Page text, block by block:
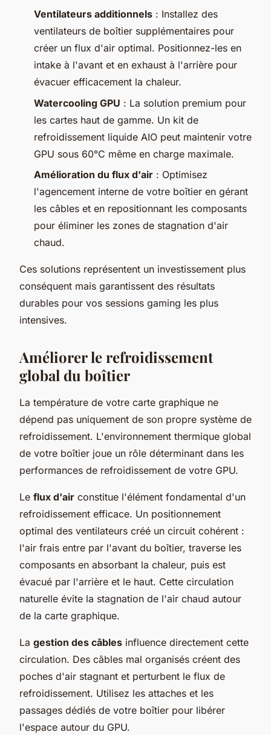
Ventilateurs additionnels : Installez des
ventilateurs de boîtier supplémentaires pour
créer un flux d'air optimal. Positionnez-les en
intake à l'avant et en exhaust à l'arrière pour
évacuer efficacement la chaleur.
Watercooling GPU : La solution premium pour
les cartes haut de gamme. Un kit de
refroidissement liquide AIO peut maintenir votre
GPU sous 60°C même en charge maximale.
Amélioration du flux d'air : Optimisez
l'agencement interne de votre boîtier en gérant
les câbles et en repositionnant les composants
pour éliminer les zones de stagnation d'air
chaud.
Ces solutions représentent un investissement plus
conséquent mais garantissent des résultats
durables pour vos sessions gaming les plus
intensives.
Améliorer le refroidissement
global du boîtier
La température de votre carte graphique ne
dépend pas uniquement de son propre système de
refroidissement. L'environnement thermique global
de votre boîtier joue un rôle déterminant dans les
performances de refroidissement de votre GPU.
Le flux d'air constitue l'élément fondamental d'un
refroidissement efficace. Un positionnement
optimal des ventilateurs créé un circuit cohérent :
l'air frais entre par l'avant du boîtier, traverse les
composants en absorbant la chaleur, puis est
évacué par l'arrière et le haut. Cette circulation
naturelle évite la stagnation de l'air chaud autour
de la carte graphique.
La gestion des câbles influence directement cette
circulation. Des câbles mal organisés créent des
poches d'air stagnant et perturbent le flux de
refroidissement. Utilisez les attaches et les
passages dédiés de votre boîtier pour libérer
l'espace autour du GPU.